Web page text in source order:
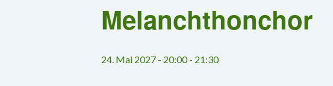
Melanchthonchor
24. Mai 2027 - 20:00- 21:30